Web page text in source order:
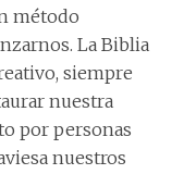
método
La Biblia
siempre
nuestra
por personas
nuestros